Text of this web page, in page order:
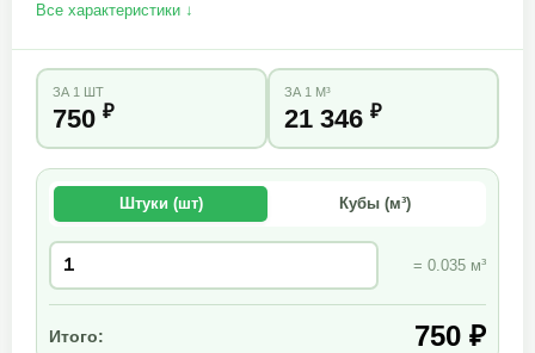
Все характеристики ↓
ЗА 1 ШТ
750 ₽
ЗА 1 М³
21 346 ₽
Штуки (шт) Кубы (м³)
= 0.035 м³
Итого: 750 ₽